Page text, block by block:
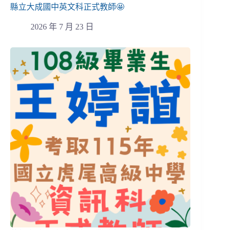
縣立大成國中英文科正式教師🤩
2026 年 7 月 23 日